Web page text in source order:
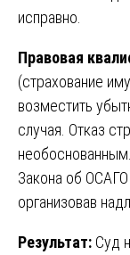
исправно.
Правовая
(страхование
возместить
случая. Отказ
Закона об
организовав
Результат: Суд